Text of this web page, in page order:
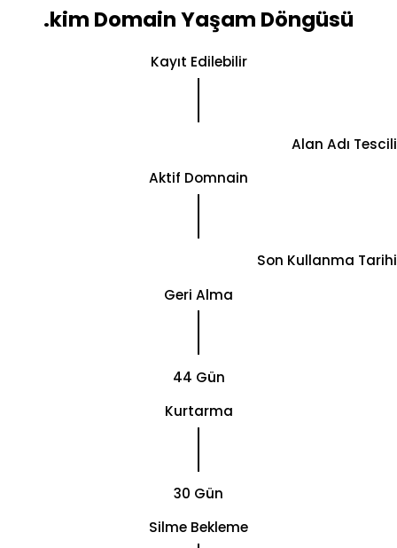
.kim Domain Yaşam Döngüsü
Kayıt Edilebilir
Alan Adı Tescili
Aktif Domnain
Son Kullanma Tarihi
Geri Alma
44 Gün
Kurtarma
30 Gün
Silme Bekleme